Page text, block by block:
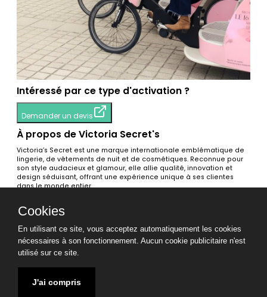
Intéressé par ce type d'activation ?
Demander un devis
À propos de Victoria Secret's
Victoria’s Secret est une marque internationale emblématique de
lingerie, de vêtements de nuit et de cosmétiques. Reconnue pour
son style audacieux et glamour, elle allie qualité, innovation et
design séduisant, offrant une expérience unique à ses clientes
dans le monde entier.
Voir toutes les activations
Tags
Visibilité / Marketing / Publicité📣Street marketing 📣Transport
de personnes 🚌
Mentions légales
Cookies
En utilisant ce site, vous acceptez automatiquement les cookies
nécessaires à son fonctionnement. Aucun cookie publicitaire n'est
utilisé sur ce site.
J'ai compris